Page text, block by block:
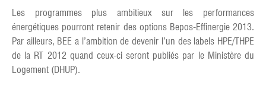
Les programmes plus ambitieux sur les performances
énergétiques pourront retenir des options Bepos-Effinergie 2013.
Par ailleurs, BEE a l’ambition de devenir l’un des labels HPE/THPE
de la RT 2012 quand ceux-ci seront publiés par le Ministère du
Logement (DHUP).